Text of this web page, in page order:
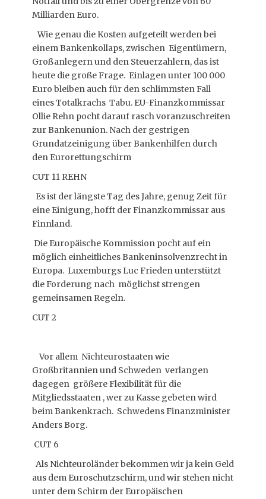
Milliarden Euro.
Wie genau die Kosten aufgeteilt werden bei
einem Bankenkollaps, zwischen Eigentümern,
Großanlegern und den Steuerzahlern, das ist
heute die große Frage. Einlagen unter 100 000
Euro bleiben auch für den schlimmsten Fall
eines Totalkrachs Tabu. EU-Finanzkommissar
Ollie Rehn pocht darauf rasch voranzuschreiten
zur Bankenunion. Nach der gestrigen
Grundatzeinigung über Bankenhilfen durch
den Eurorettungschirm
CUT 11 REHN
Es ist der längste Tag des Jahre, genug Zeit für
eine Einigung, hofft der Finanzkommissar aus
Finnland.
Die Europäische Kommission pocht auf ein
möglich einheitliches Bankeninsolvenzrecht in
Europa. Luxemburgs Luc Frieden unterstützt
die Forderung nach möglichst strengen
gemeinsamen Regeln.
CUT 2
Vor allem Nichteurostaaten wie
Großbritannien und Schweden verlangen
dagegen größere Flexibilität für die
Mitgliedsstaaten , wer zu Kasse gebeten wird
beim Bankenkrach. Schwedens Finanzminister
Anders Borg.
CUT 6
Als Nichteuroländer bekommen wir ja kein Geld
aus dem Euroschutzschirm, und wir stehen nicht
unter dem Schirm der Europäischen